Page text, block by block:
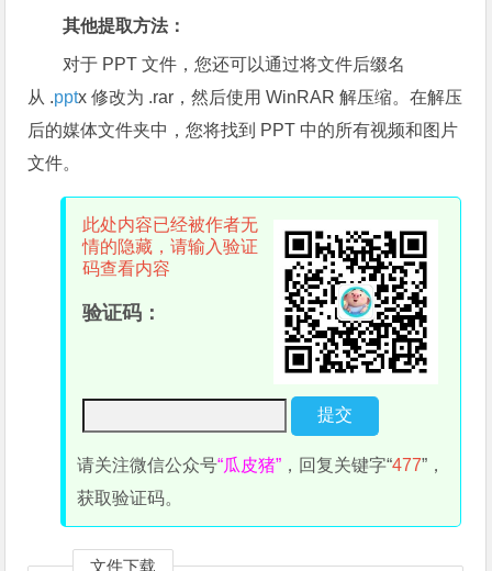
其他提取方法：
对于 PPT 文件，您还可以通过将文件后缀名
从 .pptx 修改为 .rar，然后使用 WinRAR 解压缩。在解压
后的媒体文件夹中，您将找到 PPT 中的所有视频和图片
文件。
此处内容已经被作者无
情的隐藏，请输入验证
码查看内容
验证码：
请关注微信公众号“瓜皮猪” ，回复关键字“477”，
获取验证码。
文件下载